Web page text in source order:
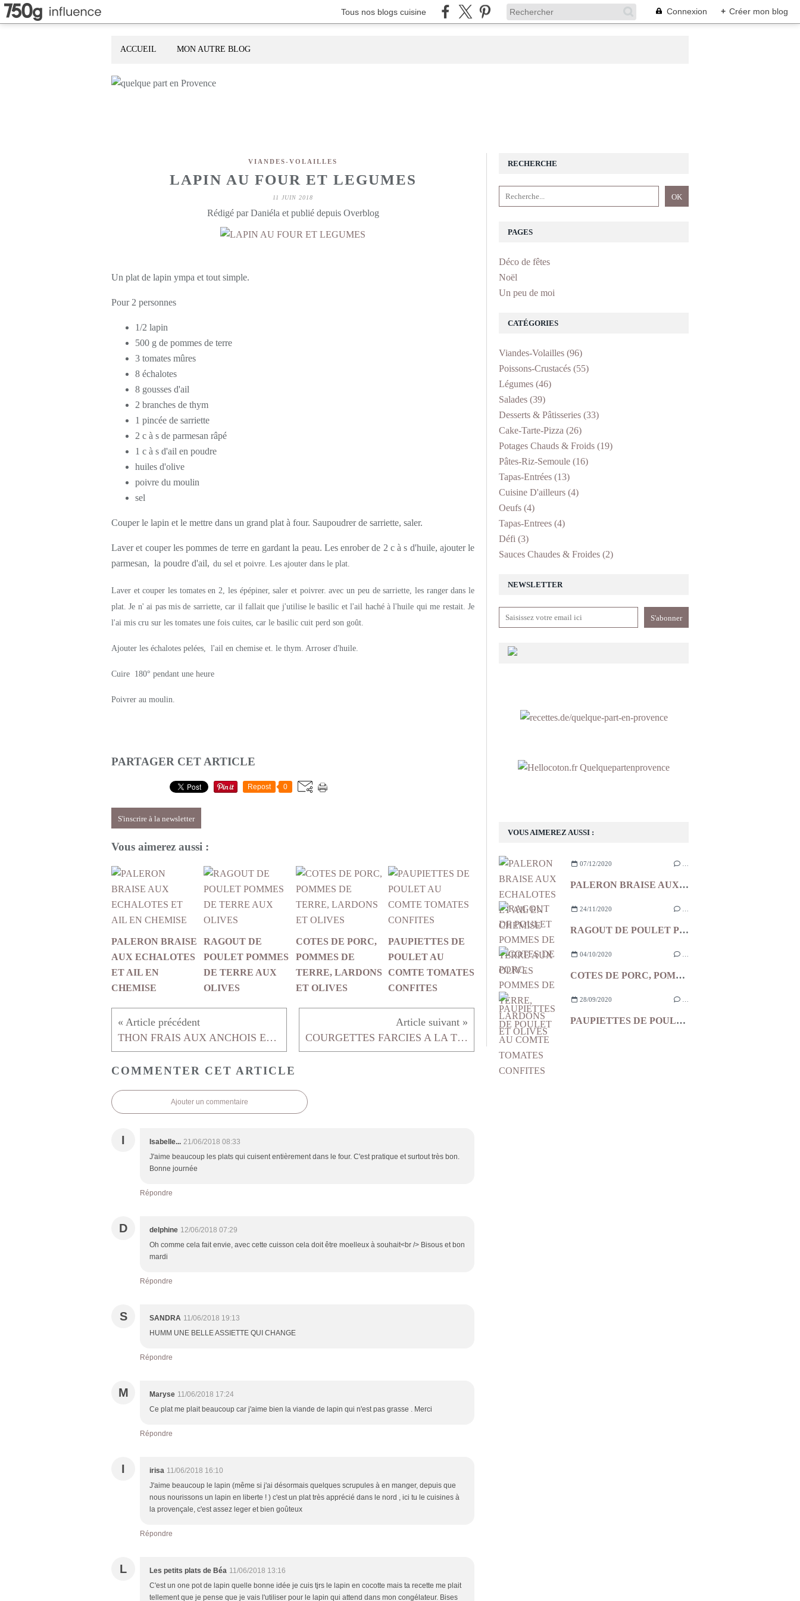
Tous nos blogs cuisine Connexion + Créer mon blog
ACCUEIL MON AUTRE BLOG
VIANDES-VOLAILLES
LAPIN AU FOUR ET LEGUMES
11 JUIN 2018
Rédigé par Daniéla et publié depuis Overblog
Un plat de lapin ympa et tout simple.
Pour 2 personnes
1/2 lapin
500 g de pommes de terre
3 tomates mûres
8 échalotes
8 gousses d'ail
2 branches de thym
1 pincée de sarriette
2 c à s de parmesan râpé
1 c à s d'ail en poudre
huiles d'olive
poivre du moulin
sel
Couper le lapin et le mettre dans un grand plat à four. Saupoudrer de sarriette, saler.
Laver et couper les pommes de terre en gardant la peau. Les enrober de 2 c à s d'huile, ajouter le
parmesan, la poudre d'ail, du sel et poivre. Les ajouter dans le plat.
Laver et couper les tomates en 2, les épépiner, saler et poivrer. avec un peu de sarriette, les ranger dans le
plat. Je n' ai pas mis de sarriette, car il fallait que j'utilise le basilic et l'ail haché à l'huile qui me restait. Je
l'ai mis cru sur les tomates une fois cuites, car le basilic cuit perd son goût.
Ajouter les échalotes pelées, l'ail en chemise et. le thym. Arroser d'huile.
Cuire 180° pendant une heure
Poivrer au moulin.
PARTAGER CET ARTICLE
Repost 0
S'inscrire à la newsletter
Vous aimerez aussi :
PALERON BRAISE
AUX ECHALOTES
ET AIL EN
CHEMISE
RAGOUT DE
POULET POMMES
DE TERRE AUX
OLIVES
COTES DE PORC,
POMMES DE
TERRE, LARDONS
ET OLIVES
PAUPIETTES DE
POULET AU
COMTE TOMATES
CONFITES
THON FRAIS AUX ANCHOIS ET CITRON COURGETTES FARCIES A LA TOMME DE BREBIS
COMMENTER CET ARTICLE
Ajouter un commentaire
I Isabelle... 21/06/2018 08:33
J'aime beaucoup les plats qui cuisent entièrement dans le four. C'est pratique et surtout très bon.
Bonne journée
Répondre
D delphine 12/06/2018 07:29
Oh comme cela fait envie, avec cette cuisson cela doit être moelleux à souhait<br /> Bisous et bon
mardi
Répondre
S SANDRA 11/06/2018 19:13
HUMM UNE BELLE ASSIETTE QUI CHANGE
Répondre
M Maryse 11/06/2018 17:24
Ce plat me plait beaucoup car j'aime bien la viande de lapin qui n'est pas grasse . Merci
Répondre
I irisa 11/06/2018 16:10
J'aime beaucoup le lapin (même si j'ai désormais quelques scrupules à en manger, depuis que
nous nourissons un lapin en liberte ! ) c'est un plat très apprécié dans le nord , ici tu le cuisines à
la provençale, c'est assez leger et bien goûteux
Répondre
L Les petits plats de Béa 11/06/2018 13:16
C'est un one pot de lapin quelle bonne idée je cuis tjrs le lapin en cocotte mais ta recette me plait
tellement que je pense que je vais l'utiliser pour le lapin qui attend dans mon congélateur. Bises
NEWSLETTER
RECHERCHE
VOUS AIMEREZ AUSSI :
07/12/2020
PALERON BRAISE AUX ECHALOTES ET AIL EN CHEMISE
24/11/2020
RAGOUT DE POULET POMMES DE TERRE AUX OLIVES
04/10/2020
COTES DE PORC, POMMES DE TERRE, LARDONS ET OLIVES
28/09/2020
PAUPIETTES DE POULET AU COMTE TOMATES CONFITES
PAGES
Déco de fêtes
Noël
Un peu de moi
CATÉGORIES
Viandes-Volailles (96)
Poissons-Crustacés (55)
Légumes (46)
Salades (39)
Desserts & Pâtisseries (33)
Cake-Tarte-Pizza (26)
Potages Chauds & Froids (19)
Pâtes-Riz-Semoule (16)
Tapas-Entrées (13)
Cuisine D'ailleurs (4)
Oeufs (4)
Tapas-Entrees (4)
Défi (3)
Sauces Chaudes & Froides (2)